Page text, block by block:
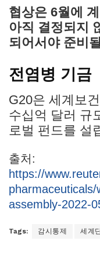
협상은 6월에
아직 결정되지
되어서야 준비
전염병 기금
G20은 세계보
수십억 달러 규
로벌 펀드를 설
출처:
https://
assembly-2022-
Tags: 감시통제 세계